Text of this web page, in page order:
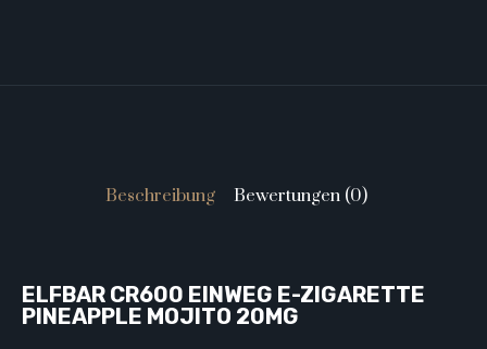
Beschreibung Bewertungen (0)
ELFBAR CR600 EINWEG E-ZIGARETTE
PINEAPPLE MOJITO 20MG